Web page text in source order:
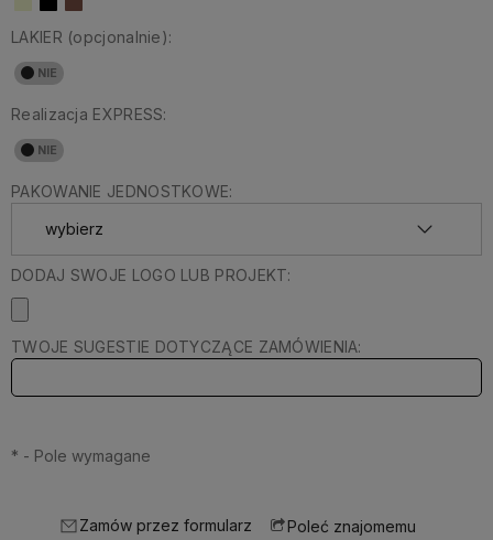
LAKIER (opcjonalnie):
Realizacja EXPRESS:
PAKOWANIE JEDNOSTKOWE:
DODAJ SWOJE LOGO LUB PROJEKT:
TWOJE SUGESTIE DOTYCZĄCE ZAMÓWIENIA:
* - Pole wymagane
Zamów przez formularz
Poleć znajomemu